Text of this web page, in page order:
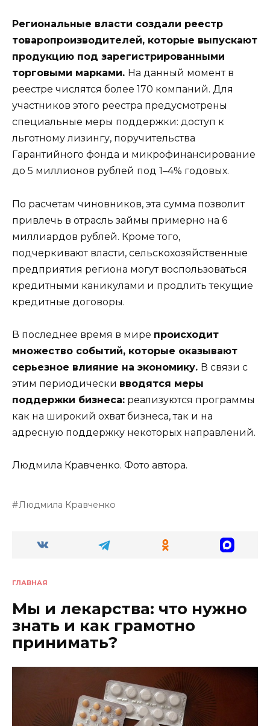
Региональные власти создали реестр
товаропроизводителей, которые выпускают
продукцию под зарегистрированными
торговыми марками. На данный момент в
реестре числятся более 170 компаний. Для
участников этого реестра предусмотрены
специальные меры поддержки: доступ к
льготному лизингу, поручительства
Гарантийного фонда и микрофинансирование
до 5 миллионов рублей под 1–4% годовых.
По расчетам чиновников, эта сумма позволит
привлечь в отрасль займы примерно на 6
миллиардов рублей. Кроме того,
подчеркивают власти, сельскохозяйственные
предприятия региона могут воспользоваться
кредитными каникулами и продлить текущие
кредитные договоры.
В последнее время в мире происходит
множество событий, которые оказывают
серьезное влияние на экономику. В связи с
этим периодически вводятся меры
поддержки бизнеса: реализуются программы
как на широкий охват бизнеса, так и на
адресную поддержку некоторых направлений.
Людмила Кравченко. Фото автора.
Людмила Кравченко
ГЛАВНАЯ
Мы и лекарства: что нужно
знать и как грамотно
принимать?